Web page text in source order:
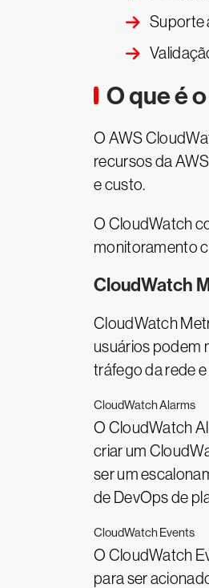
Suporte
O que é
O AWS
recursos da
e custo.
O CloudWatch
monitoramento
CloudWatch
CloudWatch
usuários podem
tráfego da rede
CloudWatch Alarms
O CloudWatch
criar um
ser um
de DevOps de
CloudWatch Events
O CloudWatch
para ser